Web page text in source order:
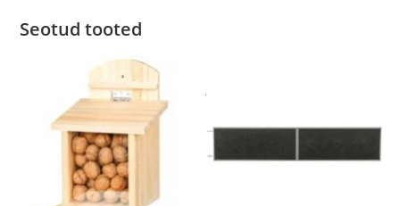
Seotud tooted